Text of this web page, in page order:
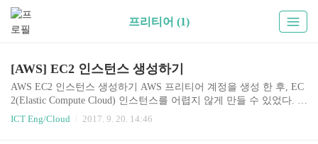
프리티어 (1)
[AWS] EC2 인스턴스 생성하기
AWS EC2 인스턴스 생성하기 AWS 프리티어 계정을 생성 한 후, EC
2(Elastic Compute Cloud) 인스턴스를 어렵지 않게 만들 수 있었다. 워
낙 공식 메뉴얼이 가이드는 물론 한글화도 잘 되어 있었기 때문에 따
로 정리하지 않고, 링크를 남겨둔다. 시간과 여유를 가지고 빠짐없이
ICT Eng/Cloud 2017. 9. 20. 14:46